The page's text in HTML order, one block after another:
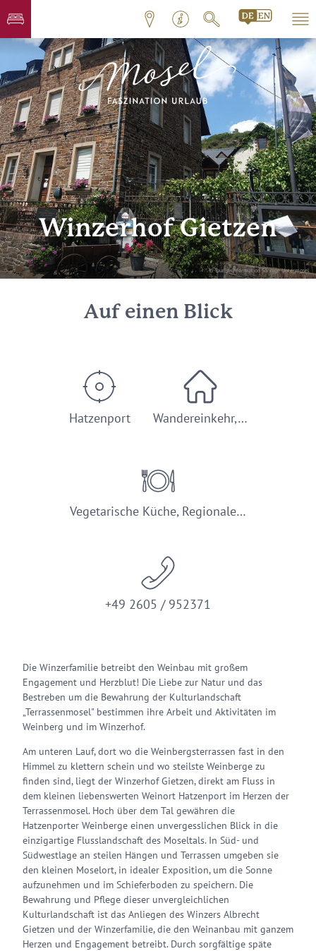
© Tourist-Information Sonnige Untermosel
Winzerhof Gietzen
Auf einen Blick
Hatzenport Wandereinkehr,…
Vegetarische Küche, Regionale…
+49 2605 / 952371
Die Winzerfamilie betreibt den Weinbau mit großem
Engagement und Herzblut! Die Liebe zur Natur und das
Bestreben um die Bewahrung der Kulturlandschaft
„Terrassenmosel" bestimmen ihre Arbeit und Aktivitäten im
Weinberg und im Winzerhof.
Am unteren Lauf, dort wo die Weinbergsterrassen fast in den
Himmel zu klettern schein und wo steilste Weinberge zu
finden sind, liegt der Winzerhof Gietzen, direkt am Fluss in
dem kleinen liebenswerten Weinort Hatzenport im Herzen der
Terrassenmosel. Hoch über dem Tal gewähren die
Hatzenporter Weinberge einen unvergesslichen Blick in die
einzigartige Flusslandschaft des Moseltals. In Süd- und
Südwestlage an steilen Hängen und Terrassen umgeben sie
den kleinen Moselort, in idealer Exposition, um die Sonne
aufzunehmen und im Schieferboden zu speichern. Die
Bewahrung und Pflege dieser unvergleichlichen
Kulturlandschaft ist das Anliegen des Winzers Albrecht
Gietzen und der Winzerfamilie, die den Weinanbau mit ganzem
Herzen und Engagement betreibt. Durch sorgfältige späte